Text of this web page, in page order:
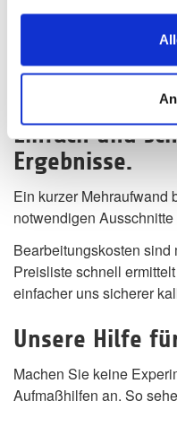
Einfach und
Ergebnisse.
Ein kurzer Mehraufwand
notwendigen
Bearbeitungskosten
Preisliste schnell
einfacher uns sicherer
Unsere Hilfe
Machen Sie keine
Aufmaßhilfen an. So